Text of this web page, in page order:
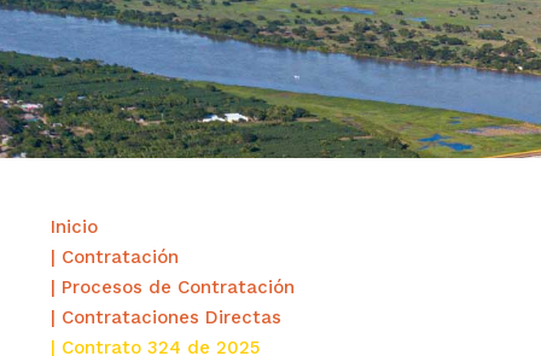
Inicio
| Contratación
| Procesos de Contratación
| Contrataciones Directas
| Contrato 324 de 2025